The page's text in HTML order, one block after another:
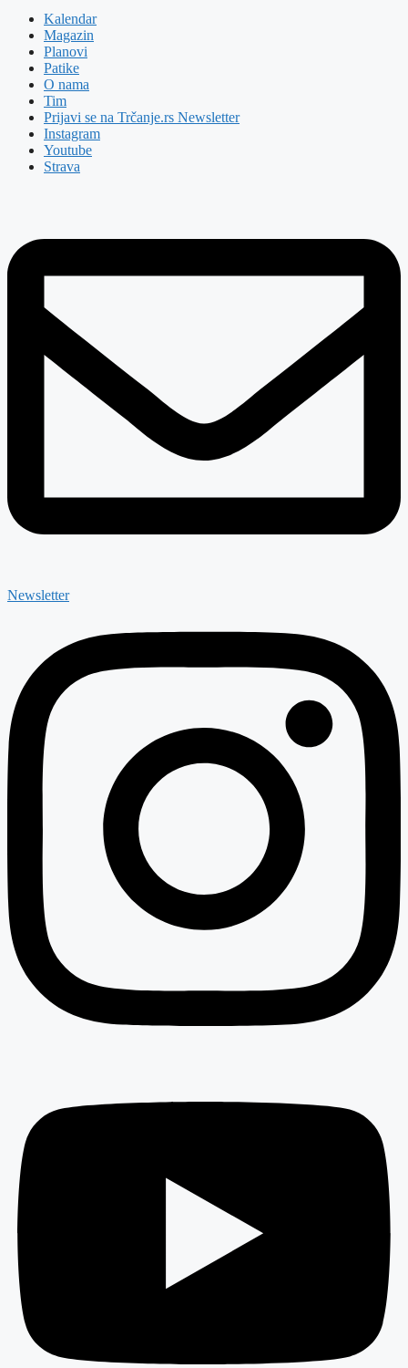
Kalendar
Magazin
Planovi
Patike
O nama
Tim
Prijavi se na Trčanje.rs Newsletter
Instagram
Youtube
Strava
Newsletter